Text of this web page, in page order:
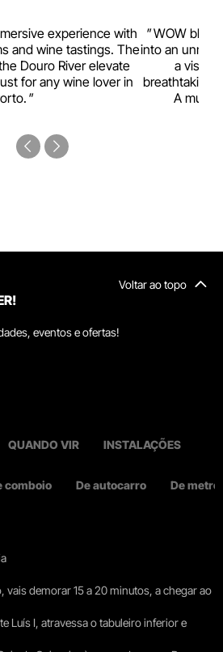
experience with
and wine tastings. The
Douro River elevate
for any wine lover in
WOW
into an
a visual
breathtaking
A must-
Voltar ao topo
eventos e ofertas!
QUANDO VIR INSTALAÇÕES
comboio De autocarro De metro
vais demorar 15 a 20 minutos, a chegar ao
Luís I, atravessa o tabuleiro inferior e